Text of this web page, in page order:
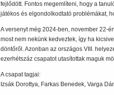
fejlődött. Fontos megemlíteni, hogy a
játékos és elgondolkodtató problémákat,
A versenyt még 2024-ben, november 22-
most nem nekünk kedveztek, így ha
döntőről. Azonban az országos VIII.
ezerhétszáz csapatot utasítottak maguk
A csapat tagjai:
Izsák Dorottya, Farkas Benedek, Varga